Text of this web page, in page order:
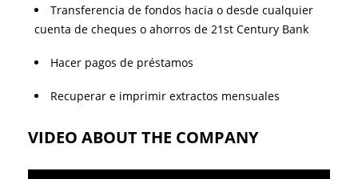
Transferencia de fondos hacia o desde cualquier
cuenta de cheques o ahorros de 21st Century Bank
Hacer pagos de préstamos
Recuperar e imprimir extractos mensuales
VIDEO ABOUT THE COMPANY